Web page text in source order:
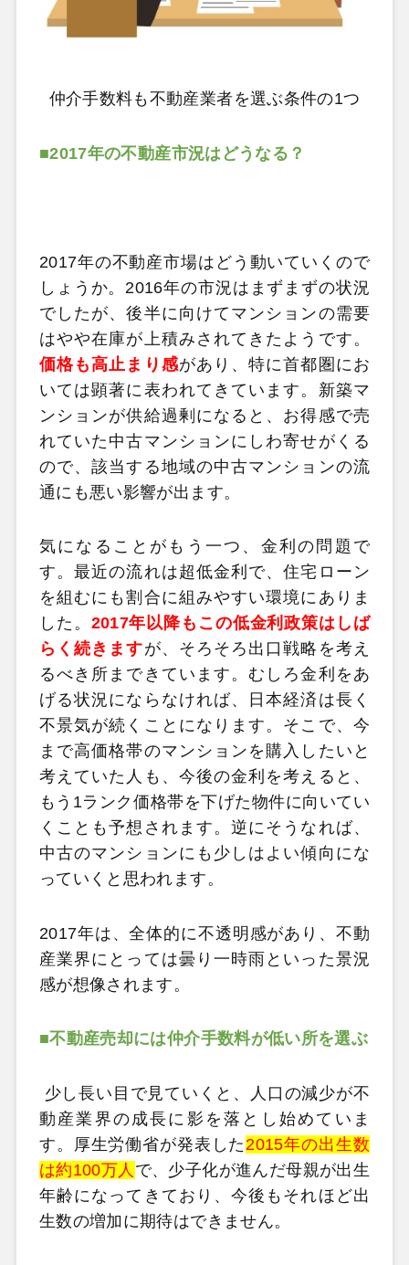
仲介手数料も不動産業者を選ぶ条件の1つ
■2017年の不動産市況はどうなる？
2017年の不動産市場はどう動いていくので
しょうか。2016年の市況はまずまずの状況
でしたが、後半に向けてマンションの需要
はやや在庫が上積みされてきたようです。
価格も高止まり感があり、特に首都圏にお
いては顕著に表われてきています。新築マ
ンションが供給過剰になると、お得感で売
れていた中古マンションにしわ寄せがくる
ので、該当する地域の中古マンションの流
通にも悪い影響が出ます。
気になることがもう一つ、金利の問題で
す。最近の流れは超低金利で、住宅ローン
を組むにも割合に組みやすい環境にありま
した。 2017年以降もこの低金利政策はしば
らく続きますが、そろそろ出口戦略を考え
るべき所まできています。むしろ金利をあ
げる状況にならなければ、日本経済は長く
不景気が続くことになります。そこで、今
まで高価格帯のマンションを購入したいと
考えていた人も、今後の金利を考えると、
もう1ランク価格帯を下げた物件に向いてい
くことも予想されます。逆にそうなれば、
中古のマンションにも少しはよい傾向にな
っていくと思われます。
2017年は、全体的に不透明感があり、不動
産業界にとっては曇り一時雨といった景況
感が想像されます。
■不動産売却には仲介手数料が低い所を選ぶ
少し長い目で見ていくと、人口の減少が不
動産業界の成長に影を落とし始めていま
す。厚生労働省が発表した 2015年の出生数
は約100万人 で、少子化が進んだ母親が出生
年齢になってきており、今後もそれほど出
生数の増加に期待はできません。